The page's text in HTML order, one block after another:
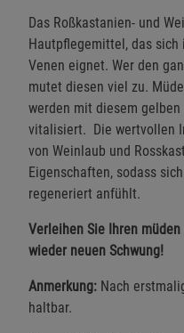
Das Roßkastanien- und
Hautpflegemittel, das sich
Venen eignet. Wer den
mutet diesen viel zu.
werden mit diesem
vitalisiert. Die wertvollen
von Weinlaub und
Eigenschaften, sodass
regeneriert anfühlt.
Verleihen Sie Ihren
wieder neuen Schwung!
Anmerkung: Nach
haltbar.